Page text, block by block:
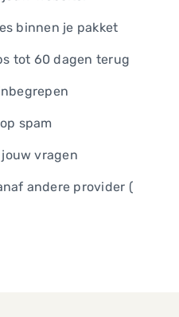
binnen je pakket
tot 60 dagen terug
spam
vragen
andere provider (